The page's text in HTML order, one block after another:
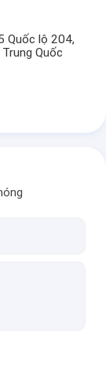
Quốc lộ 204,
Quốc